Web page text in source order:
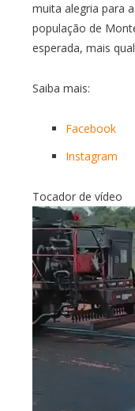
muita alegria para
população de
esperada, mais
Saiba mais:
Facebook
Instagram
Tocador de vídeo